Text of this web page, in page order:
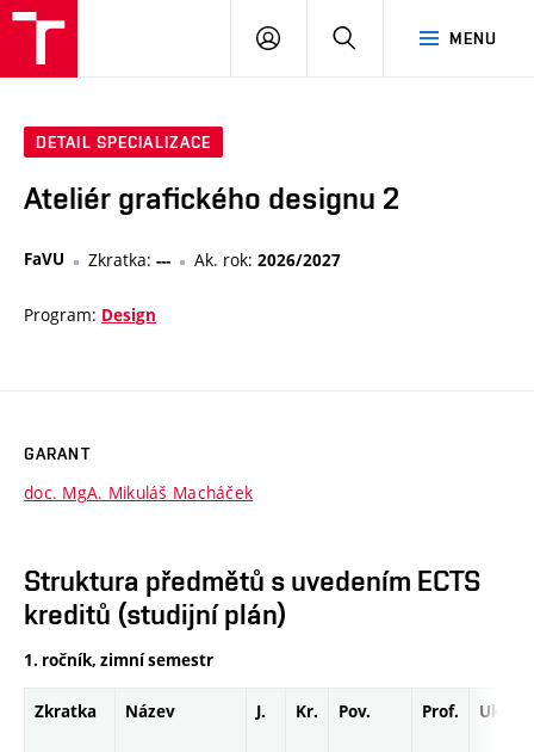
MENU
PŘIHLÁSIT
DETAIL SPECIALIZACE
Ateliér grafického designu 2
FaVU Zkratka: --- Ak. rok: 2026/2027
Program: Design
GARANT
doc. MgA. Mikuláš Macháček
Struktura předmětů s uvedením ECTS
kreditů (studijní plán)
1. ročník, zimní semestr
Zkratka Název J. Kr. Pov. Prof. Uk.